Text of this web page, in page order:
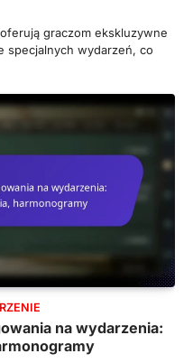
graczom ekskluzywne
specjalnych wydarzeń, co
na wydarzenia: